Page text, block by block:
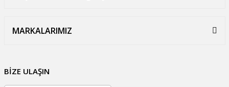
MARKALARIMIZ
BİZE ULAŞIN